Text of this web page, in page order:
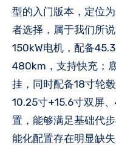
型的入门版本，定位
者选择，属于我们所
150kW电机，配备
480km，支持快充；
挂，同时配备18寸轮
10.25寸+15.6寸双屏
置，能够满足基础代
能化配置存在明显缺